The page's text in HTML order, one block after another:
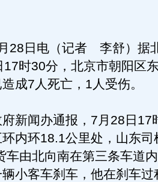
28日电（记者 李舒）据
时30分，北京市朝阳区
成7人死亡，1人受伤。
闻办通报，7月28日17
内环18.1公里处，山东司
车由北向南在第三条车道
小客车刹车，他在刹车过